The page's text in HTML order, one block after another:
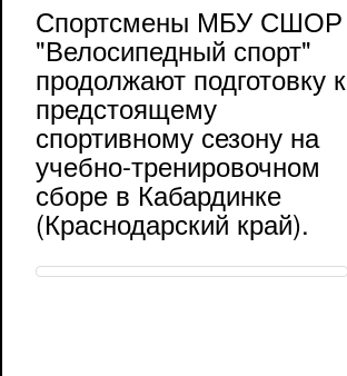
Спортсмены МБУ СШОР
"Велосипедный спорт"
продолжают подготовку к
предстоящему
спортивному сезону на
учебно-тренировочном
сборе в Кабардинке
(Краснодарский край).